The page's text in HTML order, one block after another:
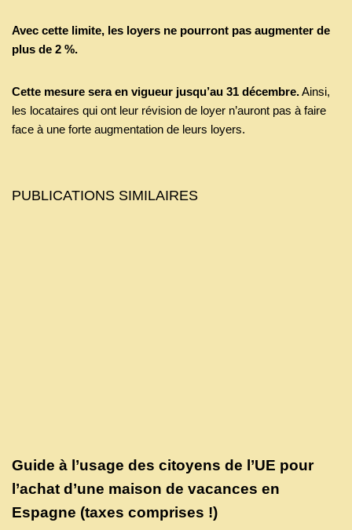
Avec cette limite, les loyers ne pourront pas augmenter de
plus de 2 %.
Cette mesure sera en vigueur jusqu’au 31 décembre.Ainsi,
les locataires qui ont leur révision de loyer n’auront pas à faire
face à une forte augmentation de leurs loyers.
PUBLICATIONS SIMILAIRES
Guide à l’usage des citoyens de l’UE pour
l’achat d’une maison de vacances en
Espagne (taxes comprises !)